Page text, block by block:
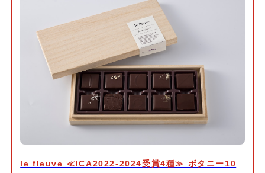
le fleuve ≪ICA2022-2024受賞4種≫ ボタニー10